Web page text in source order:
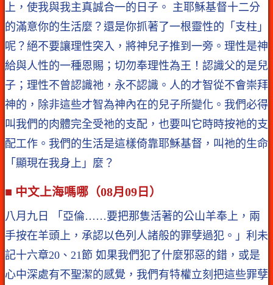
上，使我與我主真誠合一的日子。 主耶穌基督十二分
的滿意你的生活麼？還是你抓著了一根靈性的「支柱」
呢？絕不要讓理性突入，將神兒子推到一旁。理性是神
給與人性的一種恩賜；切勿奉理性為王！認識父的是兒
子；理性不曾認識祂，永不認識。人的才智從不會崇拜
神的，除非這些才智為神內在的兒子所變化。我們必得
叫我們的肉體完全受祂的支配，也要叫它時時按祂的支
配工作。我們的生活是這樣倚靠耶穌基督，叫祂的生命
「顯現在我身上」麼？
■ 中文上海嗎哪（08月09日）
八月九日 「亞倫……要把那隻活著的公山羊奉上，兩
手按在羊頭上，承認以色列人諸般的罪孽過犯。」利未
記十六章20、21節 如果我們犯了什麼邪惡的錯，或是
心中深處有不聖潔的感覺，我們有特權立刻把這些罪孽